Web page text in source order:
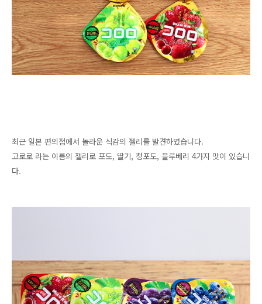
최근 일본 편의점에서 놀라운 식감의 젤리를 발견하였습니다.
고로로 라는 이름의 젤리로 포도, 딸기, 청포도, 블루베리 4가지 맛이 있습니
다.